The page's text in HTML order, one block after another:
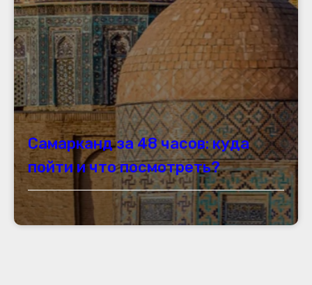
Самарканд за 48 часов: куда
пойти и что посмотреть?